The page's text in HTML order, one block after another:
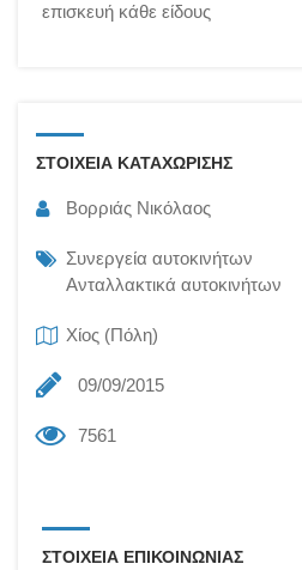
επισκευή κάθε είδους
ΣΤΟΙΧΕΙΑ ΚΑΤΑΧΩΡΙΣΗΣ
Βορριάς Νικόλαος
Συνεργεία αυτοκινήτων
Ανταλλακτικά αυτοκινήτων
Χίος (Πόλη)
09/09/2015
7561
ΣΤΟΙΧΕΙΑ ΕΠΙΚΟΙΝΩΝΙΑΣ